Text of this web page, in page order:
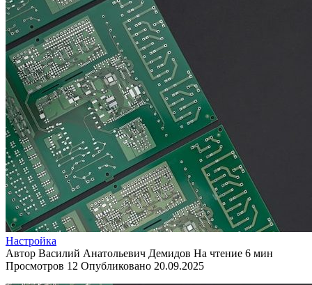
Настройка
Автор Василий Анатольевич Демидов На чтение 6 мин
Просмотров 12 Опубликовано 20.09.2025